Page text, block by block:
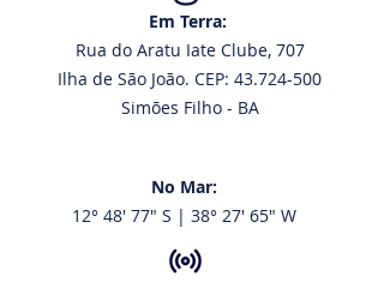
Em Terra:
Rua do Aratu Iate Clube, 707
Ilha de São João. CEP: 43.724-500
Simões Filho - BA
No Mar:
12° 48' 77" S | 38° 27' 65" W